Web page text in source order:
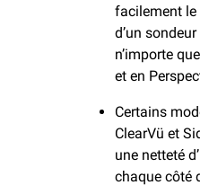
facilement le
d’un
n’importe
et en
Certains
ClearVü et
une netteté
chaque côté